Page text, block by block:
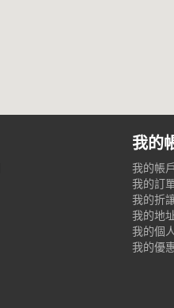
我的
我的帳
我的訂
我的折
我的地
我的個
我的優